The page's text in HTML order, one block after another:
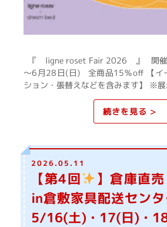
『 ligne roset Fair 2026 』 開
～6月28日(日) 全商品15％off 【イ
ション・張替えなどを含みます】 ※
続きを見る >
2026.05.11
【第4回
】倉庫直売
in倉敷家具配送センタ
5/16(土)・17(日)・